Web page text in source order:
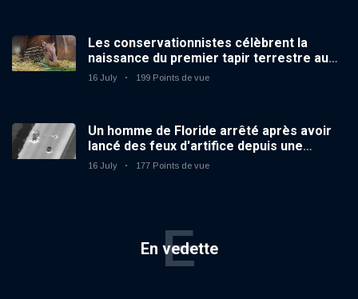
Les conservationnistes célèbrent la
naissance du premier tapir terrestre au
zoo du Royaume-Uni depuis 14 ans
16 July 199 Points de vue
Un homme de Floride arrêté après avoir
lancé des feux d'artifice depuis une
voiture en mouvement
16 July 177 Points de vue
En vedette
E